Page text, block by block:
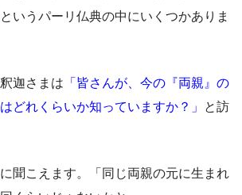
というパーリ仏典の中にいくつかありま
迦さまは 「皆さんが、今の『両親』の
どれくらいか知っていますか？」
と訪
聞こえます。「同じ両親の元に生まれ